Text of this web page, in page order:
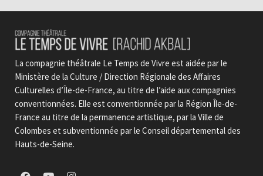
La compagnie théâtrale Le Temps de Vivre est aidée par le
Ministère de la Culture / Direction Régionale des Affaires
Culturelles d’Île-de-France, au titre de l’aide aux compagnies
conventionnées. Elle est conventionnée par la Région Île-de-
France au titre de la permanence artistique, par la Ville de
Colombes et subventionnée par le Conseil départemental des
Hauts-de-Seine.